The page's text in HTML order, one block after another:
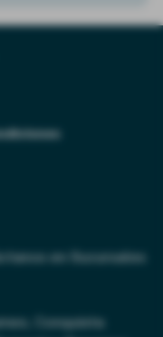
en Sucursales
Conquista